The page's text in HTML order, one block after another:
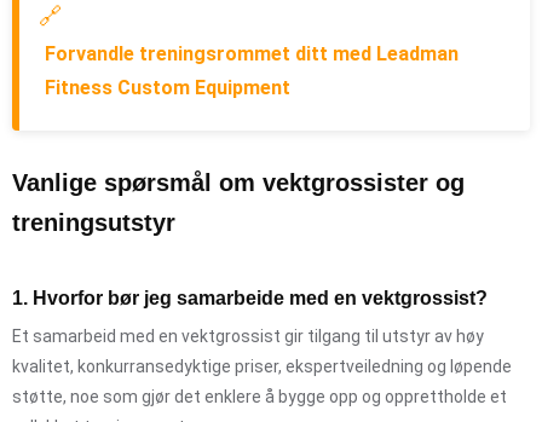
🔗
Forvandle treningsrommet ditt med Leadman
Fitness Custom Equipment
Vanlige spørsmål om vektgrossister og
treningsutstyr
1. Hvorfor bør jeg samarbeide med en vektgrossist?
Et samarbeid med en vektgrossist gir tilgang til utstyr av høy
kvalitet, konkurransedyktige priser, ekspertveiledning og løpende
støtte, noe som gjør det enklere å bygge opp og opprettholde et